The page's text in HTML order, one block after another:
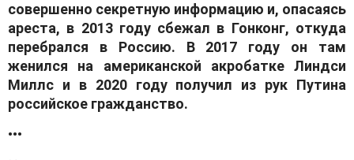
совершенно секретную информацию и, опасаясь
ареста, в 2013 году сбежал в Гонконг, откуда
перебрался в Россию. В 2017 году он там
женился на американской акробатке Линдси
Миллс и в 2020 году получил из рук Путина
российское гражданство.
•••